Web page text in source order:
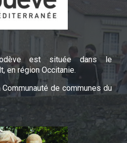
est située dans le
en région Occitanie.
de communes du